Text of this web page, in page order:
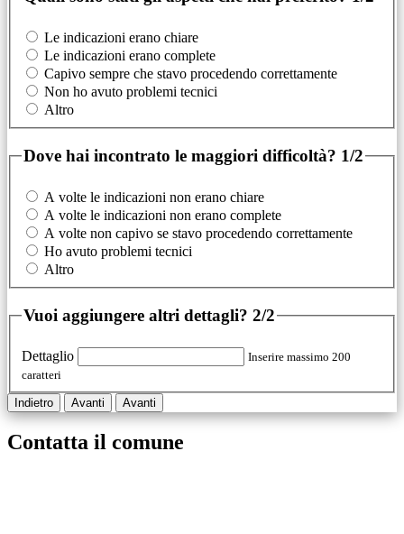
Le indicazioni erano chiare
Le indicazioni erano complete
Capivo sempre che stavo procedendo correttamente
Non ho avuto problemi tecnici
Altro
Dove hai incontrato le maggiori difficoltà? 1/2
A volte le indicazioni non erano chiare
A volte le indicazioni non erano complete
A volte non capivo se stavo procedendo correttamente
Ho avuto problemi tecnici
Altro
Vuoi aggiungere altri dettagli? 2/2
Dettaglio
Inserire massimo 200
caratteri
Indietro Avanti Avanti
Contatta il comune